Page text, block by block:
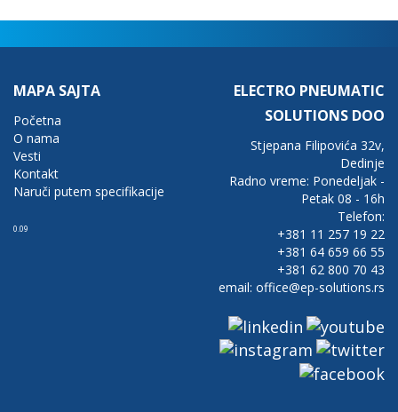
MAPA SAJTA
Početna
O nama
Vesti
Kontakt
Naruči putem specifikacije
0.09
ELECTRO PNEUMATIC
SOLUTIONS DOO
Stjepana Filipovića 32v,
Dedinje
Radno vreme: Ponedeljak -
Petak 08 - 16h
Telefon:
+381 11 257 19 22
+381 64 659 66 55
+381 62 800 70 43
email: office@ep-solutions.rs